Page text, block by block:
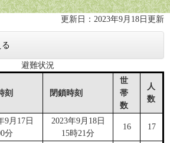
更新日：2023年9月18日更新
避難状況
刻 閉鎖時刻
世
帯
数
人
数
9月17日
分
2023年9月18日
15時21分
16 17